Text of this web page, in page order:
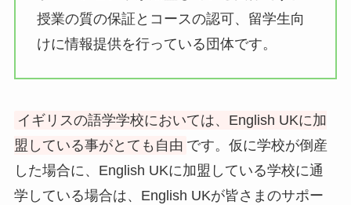
授業の質の保証とコースの認可、留学生向
けに情報提供を行っている団体です。
イギリスの語学学校においては、English UKに加
盟している事がとても自由 です。仮に学校が倒産
した場合に、English UKに加盟している学校に通
学している場合は、English UKが皆さまのサポー